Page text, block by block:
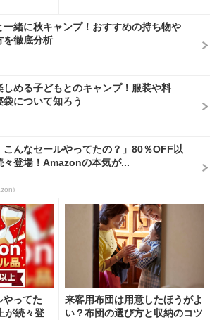
一緒に秋キャンプ！おすすめの持ち物や
を徹底分析
しめる子どもとのキャンプ！服装や料
袋について知ろう
こんなセールやってたの？」80％OFF以
々登場！Amazonの本気が...
やってた
が続々登
来客用布団は用意したほうがよ
い？布団の選び方と収納のコツ